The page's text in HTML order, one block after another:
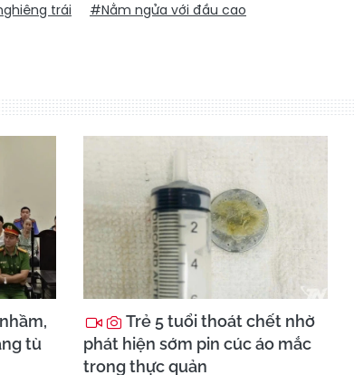
trái
#Nằm ngửa với đầu cao
tù
Trẻ 5 tuổi thoát chết nhờ
phát hiện sớm pin cúc áo mắc
trong thực quản